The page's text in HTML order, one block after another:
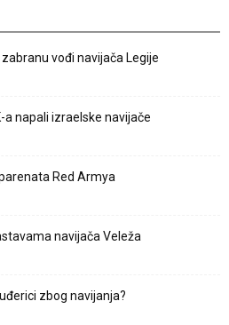
vođi navijača Legije
a napali izraelske navijače
Red Armya
navijača Veleža
zbog navijanja?